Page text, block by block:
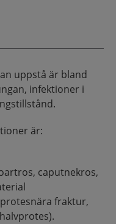
uppstå är bland
infektioner i
är:
caputnekros,
fraktur,